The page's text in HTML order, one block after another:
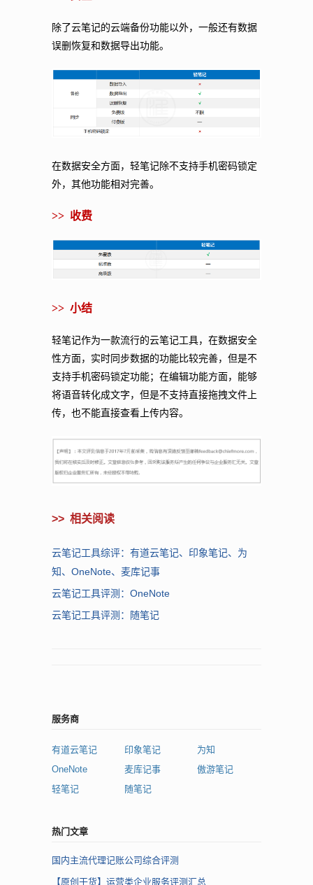
除了云笔记的云端备份功能以外，一般还有数据
误删恢复和数据导出功能。
在数据安全方面，轻笔记除不支持手机密码锁定
外，其他功能相对完善。
>> 收费
>> 小结
轻笔记作为一款流行的云笔记工具，在数据安全
性方面，实时同步数据的功能比较完善，但是不
支持手机密码锁定功能；在编辑功能方面，能够
将语音转化成文字，但是不支持直接拖拽文件上
传，也不能直接查看上传内容。
>> 相关阅读
云笔记工具综评：有道云笔记、印象笔记、为
知、OneNote、麦库记事
云笔记工具评测：OneNote
云笔记工具评测：随笔记
服务商
有道云笔记 印象笔记
为知
OneNote
麦库记事
傲游笔记
轻笔记
随笔记
热门文章
国内主流代理记账公司综合评测
【原创干货】运营类企业服务评测汇总